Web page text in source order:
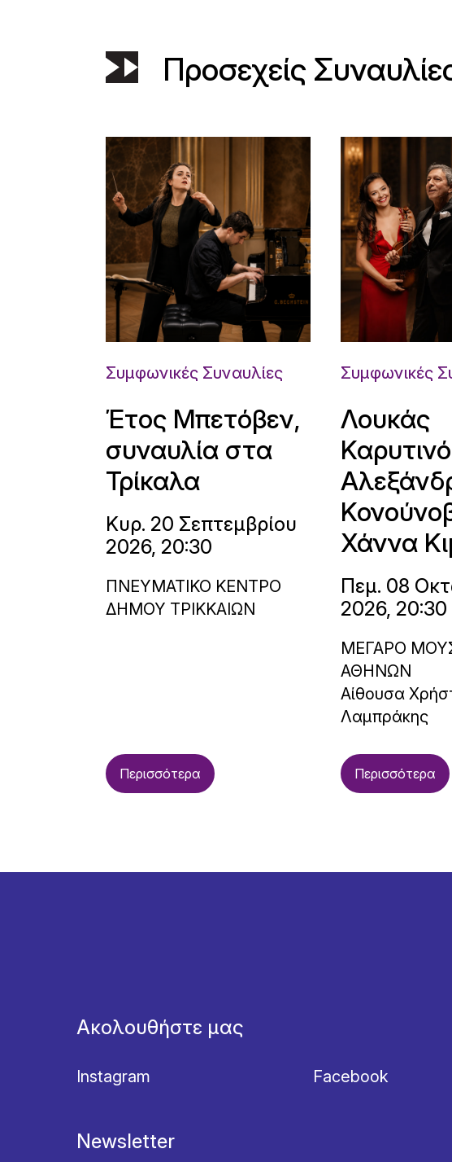
Προσεχείς
Συμφωνικές Συναυλίες
Έτος Μπετόβεν,
συναυλία στα
Τρίκαλα
Κυρ. 20 Σεπτεμβρίου
2026, 20:30
ΠΝΕΥΜΑΤΙΚΟ ΚΕΝΤΡΟ
ΔΗΜΟΥ ΤΡΙΚΚΑΙΩΝ
Περισσότερα
Συμφωνικές
Λουκάς
Χάννα
Πεμ. 08
2026, 20:30
ΜΕΓΑΡΟ
ΑΘΗΝΩΝ
Αίθουσα
Λαμπράκης
Περισσότερα
Ακολουθήστε μας
Instagram Facebook
Newsletter